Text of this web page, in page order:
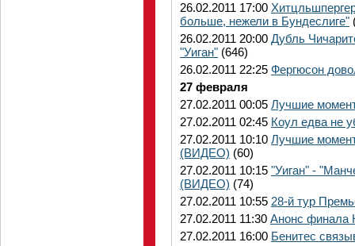
26.02.2011 17:00
больше, нежели в Бундеслиге"
26.02.2011 20:00 Дубль
"Уиган" (646)
26.02.2011 22:25 Фергюсон
27 февраля
27.02.2011 00:05 Лучшие
27.02.2011 02:45 Коул едва не
27.02.2011 10:10 Лучшие
(ВИДЕО) (60)
27.02.2011 10:15 "Уиган" -
(ВИДЕО) (74)
27.02.2011 10:55 28-й тур
27.02.2011 11:30 Анонс финала
27.02.2011 16:00 Бенитес